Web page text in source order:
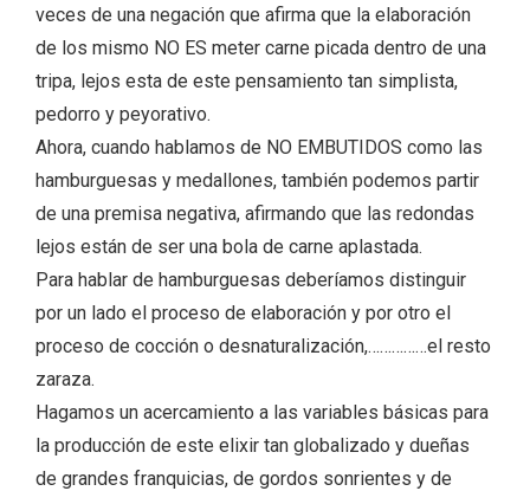
veces de una negación que afirma que la elaboración
de los mismo NO ES meter carne picada dentro de una
tripa, lejos esta de este pensamiento tan simplista,
pedorro y peyorativo.
Ahora, cuando hablamos de NO EMBUTIDOS como las
hamburguesas y medallones, también podemos partir
de una premisa negativa, afirmando que las redondas
lejos están de ser una bola de carne aplastada.
Para hablar de hamburguesas deberíamos distinguir
por un lado el proceso de elaboración y por otro el
proceso de cocción o desnaturalización,……………el resto
zaraza.
Hagamos un acercamiento a las variables básicas para
la producción de este elixir tan globalizado y dueñas
de grandes franquicias, de gordos sonrientes y de